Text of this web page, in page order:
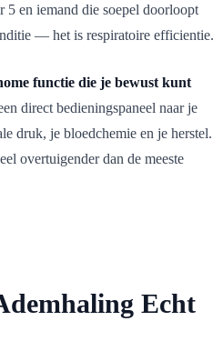
5 en iemand die soepel doorloopt
— het is respiratoire efficientie.
functie die je bewust kunt
direct bedieningspaneel naar je
druk, je bloedchemie en je herstel.
overtuigender dan de meeste
Echt